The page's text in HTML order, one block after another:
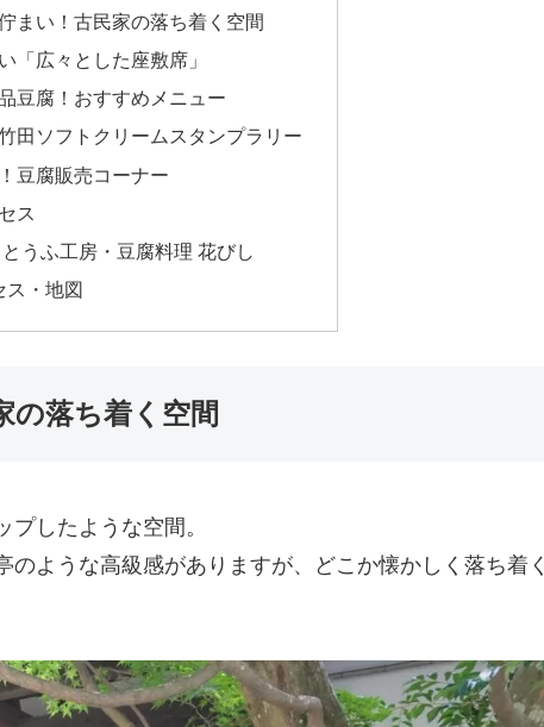
まい！古民家の落ち着く空間
「広々とした座敷席」
豆腐！おすすめメニュー
田ソフトクリームスタンプラリー
豆腐販売コーナー
ス
うふ工房・豆腐料理 花びし
ス・地図
の落ち着く空間
したような空間。
ような高級感がありますが、どこか懐かしく落ち着く